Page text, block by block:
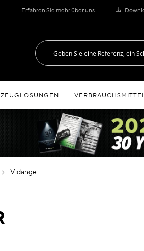
Erfahren Sie mehr über uns
vidange